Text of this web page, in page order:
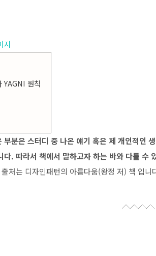
지
YAGNI 원칙
분은 스터디 중 나온 얘기 혹은 제 개인적인
다. 따라서 책에서 말하고자 하는 바와 다를 수
처는 디자인패턴의 아름다움(왕정 저) 책 입니